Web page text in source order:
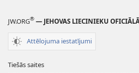
JW.ORG® — JEHOVAS LIECINIEKU
Attēlojuma iestatījumi
Tiešās saites